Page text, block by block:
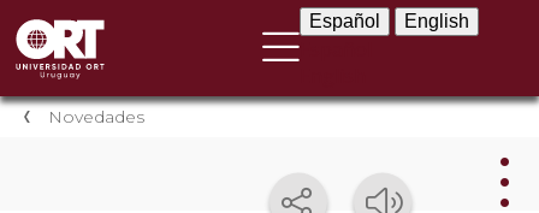
Español English
Novedades